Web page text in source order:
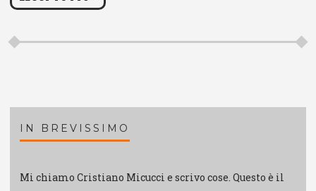
IN BREVISSIMO
Mi chiamo Cristiano Micucci e scrivo cose. Questo è il